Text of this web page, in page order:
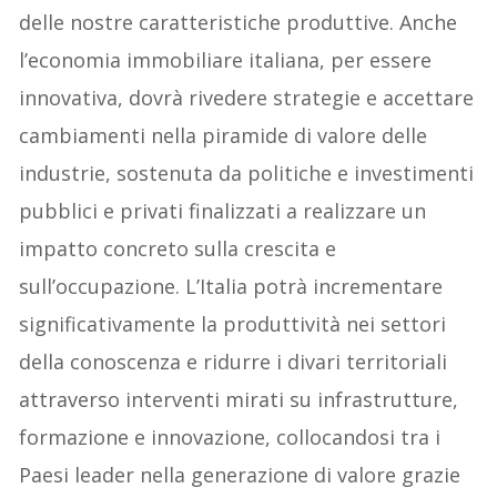
delle nostre caratteristiche produttive. Anche
l’economia immobiliare italiana, per essere
innovativa, dovrà rivedere strategie e accettare
cambiamenti nella piramide di valore delle
industrie, sostenuta da politiche e investimenti
pubblici e privati finalizzati a realizzare un
impatto concreto sulla crescita e
sull’occupazione. L’Italia potrà incrementare
significativamente la produttività nei settori
della conoscenza e ridurre i divari territoriali
attraverso interventi mirati su infrastrutture,
formazione e innovazione, collocandosi tra i
Paesi leader nella generazione di valore grazie